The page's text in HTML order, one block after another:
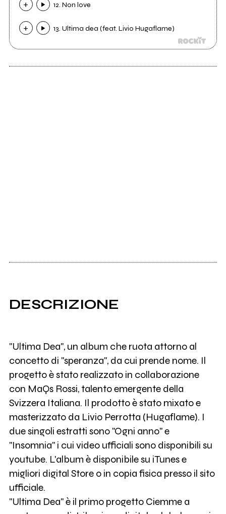
12. Non love
13. Ultima dea (feat. Livio Hugaflame)
DESCRIZIONE
"Ultima Dea", un album che ruota attorno al
concetto di "speranza", da cui prende nome. Il
progetto è stato realizzato in collaborazione
con MaQs Rossi, talento emergente della
Svizzera Italiana. Il prodotto è stato mixato e
masterizzato da Livio Perrotta (Hugaflame). I
due singoli estratti sono "Ogni anno" e
"Insomnia" i cui video ufficiali sono disponibili su
youtube. L'album è disponibile su iTunes e
migliori digital Store o in copia fisica presso il sito
ufficiale.
"Ultima Dea" è il primo progetto Ciemme a